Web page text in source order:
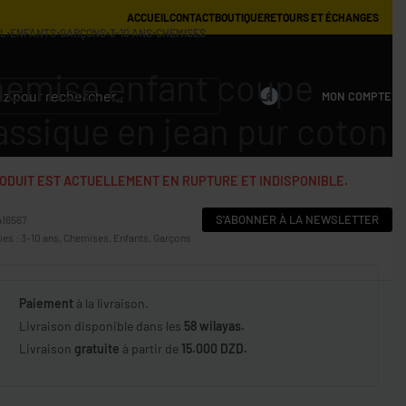
ACCUEILCONTACTBOUTIQUERETOURS ET ÉCHANGES
0 MON COMPTE
S'ABONNER À LA NEWSLETTER
›ENFANTS›GARÇONS›3-10 ANS›CHEMISES
enfant coupe
EST ACTUELLEMENT EN RUPTURE ET INDISPONIBLE.
: 3-10 ans Chemises Enfants Garçons
Paiement à la livraison.
Livraison disponible dans les 58 wilayas.
Livraison gratuite à partir de 15.000 DZD.